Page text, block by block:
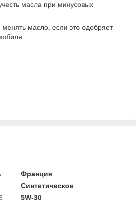
масла при минусовых
менять масло, если это одобряет
Франция
Синтетическое
5W-30